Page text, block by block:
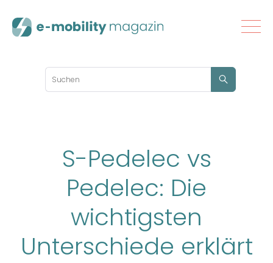
S-Pedelec vs
Pedelec: Die
wichtigsten
Unterschiede erklärt